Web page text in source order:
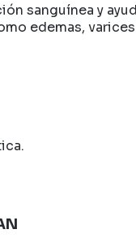
sanguínea y
edemas,